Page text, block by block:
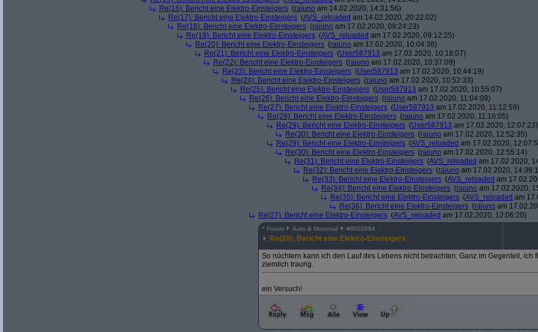
Re(16): Bericht eine Elektro-Einsteigers (raiuno am 14.02.2020, 14:31:56)
Re(17): Bericht eine Elektro-Einsteigers (AVS_reloaded am 14.02.2020, 20:22:02)
Re(18): Bericht eine Elektro-Einsteigers (raiuno am 17.02.2020, 08:24:23)
Re(19): Bericht eine Elektro-Einsteigers (AVS_reloaded am 17.02.2020, 09:12:25)
Re(20): Bericht eine Elektro-Einsteigers (raiuno am 17.02.2020, 10:04:36)
Re(21): Bericht eine Elektro-Einsteigers (User587913 am 17.02.2020, 10:18:07)
Re(22): Bericht eine Elektro-Einsteigers (raiuno am 17.02.2020, 10:37:09)
Re(23): Bericht eine Elektro-Einsteigers (User587913 am 17.02.2020, 10:44:19)
Re(24): Bericht eine Elektro-Einsteigers (raiuno am 17.02.2020, 10:52:33)
Re(25): Bericht eine Elektro-Einsteigers (User587913 am 17.02.2020, 10:55:07)
Re(26): Bericht eine Elektro-Einsteigers (raiuno am 17.02.2020, 11:04:09)
Re(27): Bericht eine Elektro-Einsteigers (User587913 am 17.02.2020, 11:12:59)
Re(28): Bericht eine Elektro-Einsteigers (raiuno am 17.02.2020, 11:16:05)
Re(29): Bericht eine Elektro-Einsteigers (User587913 am 17.02.2020, 12:07:23)
Re(30): Bericht eine Elektro-Einsteigers (raiuno am 17.02.2020, 12:52:35)
Re(29): Bericht eine Elektro-Einsteigers (AVS_reloaded am 17.02.2020,
Re(30): Bericht eine Elektro-Einsteigers (raiuno am 17.02.2020, 12:55:14)
Re(31): Bericht eine Elektro-Einsteigers (AVS_reloaded am 17.02.2020,
Re(32): Bericht eine Elektro-Einsteigers (raiuno am 17.02.2020,
Re(33): Bericht eine Elektro-Einsteigers (AVS_reloaded am
Re(34): Bericht eine Elektro-Einsteigers (raiuno am 17.02.2020,
Re(35): Bericht eine Elektro-Einsteigers (AVS_reloaded am
Re(36): Bericht eine Elektro-Einsteigers (raiuno am
Re(27): Bericht eine Elektro-Einsteigers (AVS_reloaded am 17.02.2020, 12:06:20)
^ Forum Auto & Motorrad #8002684
Re(28): Bericht eine Elektro-Einsteigers
So nüchtern kann ich den Lauf des Lebens nicht betrachten. Ganz im Gegenteil, ich
ziemlich traurig.
ein Versuch!